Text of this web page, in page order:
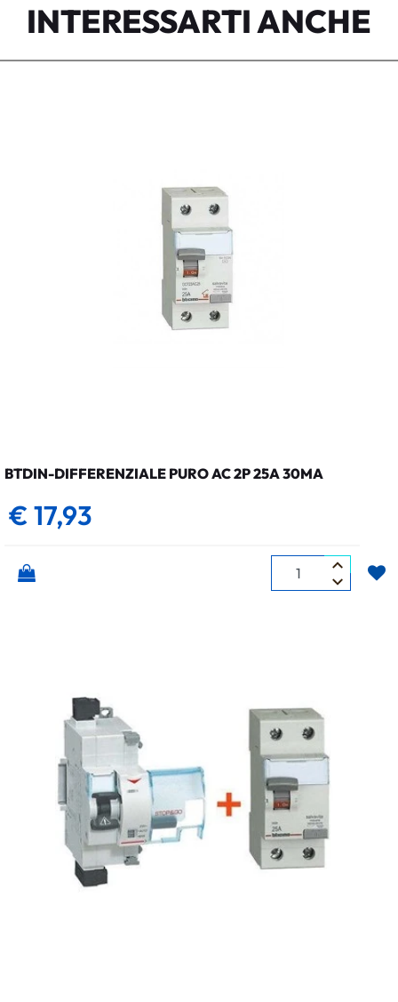
INTERESSARTI ANCHE
BTDIN-DIFFERENZIALE PURO AC 2P 25A 30MA
€ 17,93
Quantità